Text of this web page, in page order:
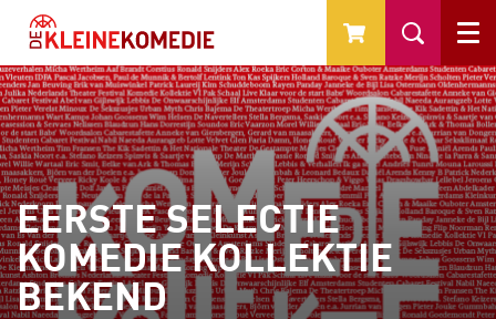
Menu
EERSTE SELECTIE
KOMEDIE KOLLEKTIE
BEKEND